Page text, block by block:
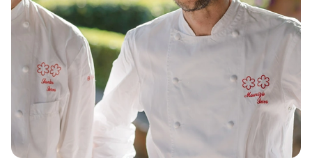
发现所有故事